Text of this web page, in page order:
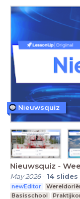
Nieuwsquiz -
May 2026- 14 slides
newEditor
Basisschool
Nieuwsquiz